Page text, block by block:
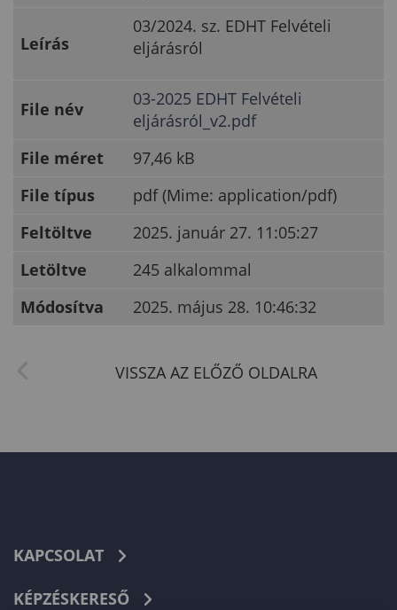
Leírás
03/2024. sz. EDHT Felvételi
eljárásról
File név
03-2025 EDHT Felvételi
eljárásról_v2.pdf
File méret
97,46 kB
File típus
pdf (Mime: application/pdf)
Feltöltve
2025. január 27. 11:05:27
Letöltve
245 alkalommal
Módosítva
2025. május 28. 10:46:32
KAPCSOLAT
KÉPZÉSKERESŐ